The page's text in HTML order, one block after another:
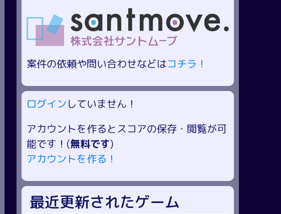
案件の依頼や問い合わせなどはコチラ！
ログインしていません！
アカウントを作るとスコアの保存・閲覧が可
能です！(無料です)
アカウントを作る！
最近更新されたゲーム